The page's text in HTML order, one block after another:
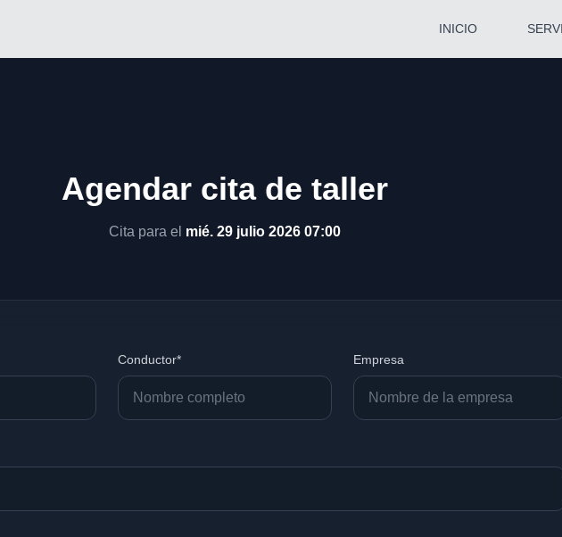
INICIO
Agendar cita de taller
Cita para el mié. 29 julio 2026 07:00
Conductor* Empresa